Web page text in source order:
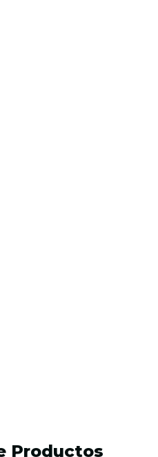
Productos